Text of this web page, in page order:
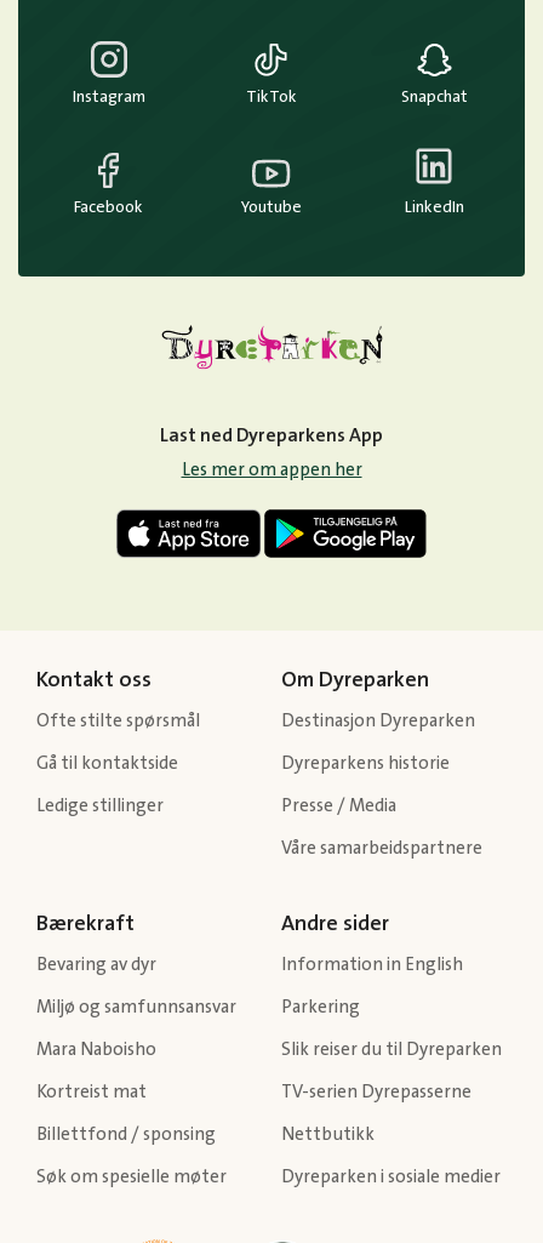
Instagram TikTok Snapchat
Facebook Youtube LinkedIn
Last ned Dyreparkens App
Les mer om appen her
Kontakt oss
Ofte stilte spørsmål
Gå til kontaktside
Ledige stillinger
Om Dyreparken
Destinasjon Dyreparken
Dyreparkens historie
Presse / Media
Våre samarbeidspartnere
Bærekraft
Bevaring av dyr
Miljø og samfunnsansvar
Mara Naboisho
Kortreist mat
Billettfond / sponsing
Søk om spesielle møter
Andre sider
Information in English
Parkering
Slik reiser du til Dyreparken
TV-serien Dyrepasserne
Nettbutikk
Dyreparken i sosiale medier